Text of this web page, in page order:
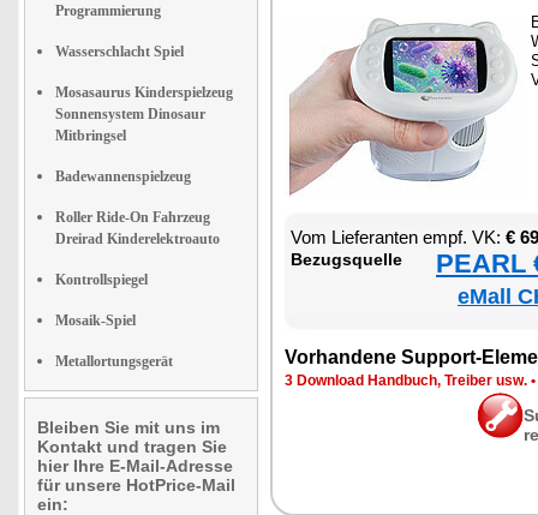
Programmierung
Wasserschlacht Spiel
Mosasaurus Kinderspielzeug
Sonnensystem Dinosaur
Mitbringsel
Badewannenspielzeug
Roller Ride-On Fahrzeug
Dreirad Kinderelektroauto
Kontrollspiegel
Mosaik-Spiel
Metallortungsgerät
Bleiben Sie mit uns im
Kontakt und tragen Sie
hier Ihre E-Mail-Adresse
für unsere HotPrice-Mail
ein:
Vom Lie­fe­ran­ten empf. VK: €
Be­zugs­quel­le PEARL
eMall
Vor­han­de­ne Sup­port-
3 Down­load Hand­buch, Trei­ber usw. •